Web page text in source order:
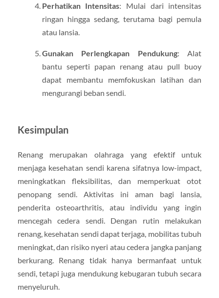
Perhatikan Intensitas: Mulai dari intensitas
ringan hingga sedang, terutama bagi pemula
atau lansia.
Gunakan Perlengkapan Pendukung: Alat
bantu seperti papan renang atau pull buoy
dapat membantu memfokuskan latihan dan
mengurangi beban sendi.
Kesimpulan
Renang merupakan olahraga yang efektif untuk
menjaga kesehatan sendi karena sifatnya low-impact,
meningkatkan fleksibilitas, dan memperkuat otot
penopang sendi. Aktivitas ini aman bagi lansia,
penderita osteoarthritis, atau individu yang ingin
mencegah cedera sendi. Dengan rutin melakukan
renang, kesehatan sendi dapat terjaga, mobilitas tubuh
meningkat, dan risiko nyeri atau cedera jangka panjang
berkurang. Renang tidak hanya bermanfaat untuk
sendi, tetapi juga mendukung kebugaran tubuh secara
menyeluruh.